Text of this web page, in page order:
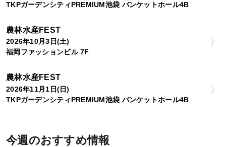
TKPガーデンシティPREMIUM池袋 バンケットホール4B
農林水産FEST
2026年10月3日(土)
福岡ファッションビル 7F
農林水産FEST
2026年11月1日(日)
TKPガーデンシティPREMIUM池袋 バンケットホール4B
今週のおすすめ情報